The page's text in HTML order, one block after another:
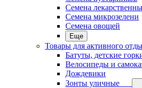
Семена
Семена микрозелени
Семена овощей
Еще
Товары для активного
Батуты, детские
Велосипеды и
Дождевики
Зонты уличные